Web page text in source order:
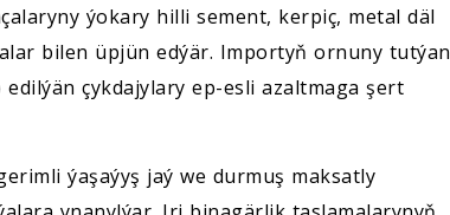
ýokary hilli sement, kerpiç, metal däl
bilen üpjün edýär. Importyň ornuny tutýan
çykdajylary ep-esli azaltmaga şert
ýaşaýyş jaý we durmuş maksatly